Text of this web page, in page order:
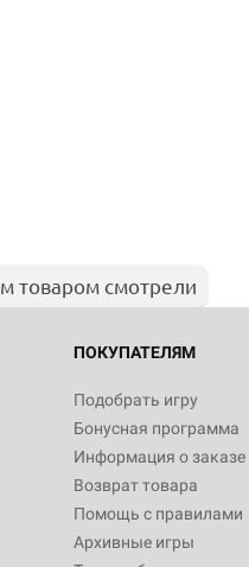
товаром смотрели
ПОКУПАТЕЛЯМ
Подобрать игру
Бонусная программа
Информация о заказе
Возврат товара
Помощь с правилами
Архивные игры